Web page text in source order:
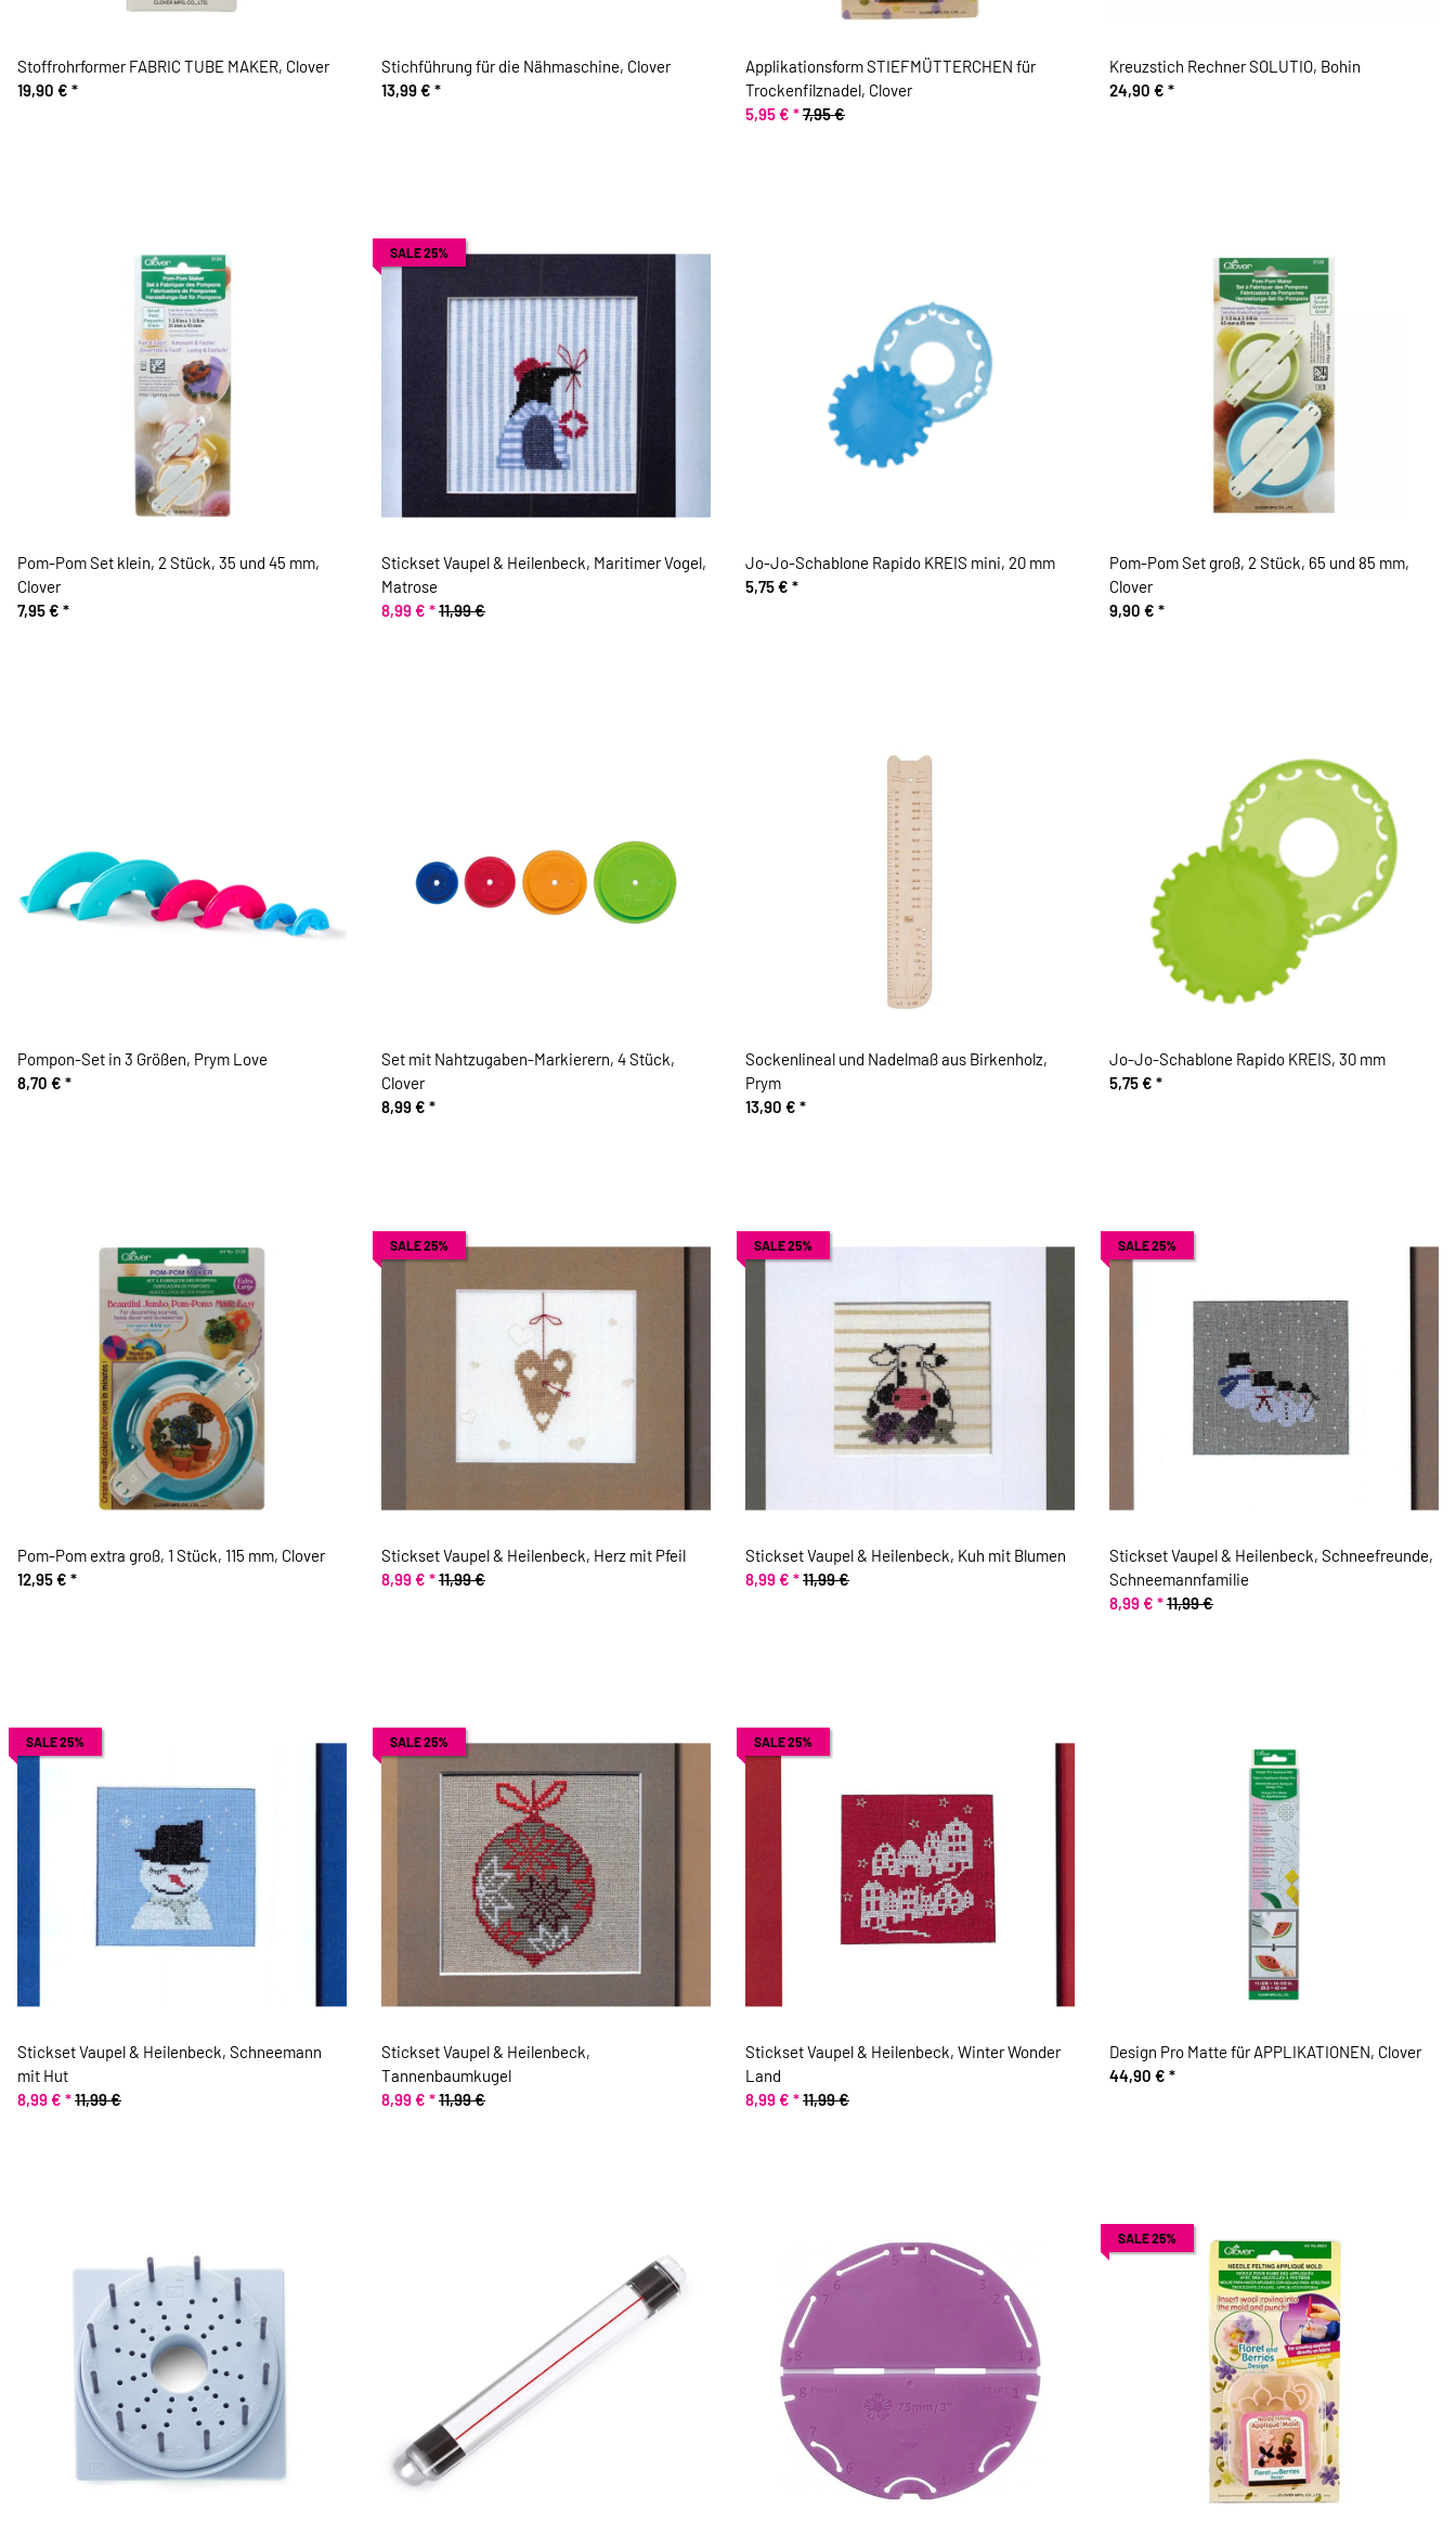
Stoffrohrformer FABRIC TUBE MAKER, Clover
19,90 € *
Stichführung für die Nähmaschine, Clover
13,99 € *
Applikationsform STIEFMÜTTERCHEN für
Trockenfilznadel, Clover
5,95 € *7,95 €
Kreuzstich Rechner SOLUTIO, Bohin
24,90 € *
Pom-Pom Set klein, 2 Stück, 35 und 45 mm,
Clover
7,95 € *
SALE 25%
Stickset Vaupel & Heilenbeck, Maritimer Vogel,
Matrose
8,99 € *11,99 €
Jo-Jo-Schablone Rapido KREIS mini, 20 mm
5,75 € *
Pom-Pom Set groß, 2 Stück, 65 und 85 mm,
Clover
9,90 € *
Pompon-Set in 3 Größen, Prym Love
8,70 € *
Set mit Nahtzugaben-Markierern, 4 Stück,
Clover
8,99 € *
Sockenlineal und Nadelmaß aus Birkenholz,
Prym
13,90 € *
Jo-Jo-Schablone Rapido KREIS, 30 mm
5,75 € *
Pom-Pom extra groß, 1 Stück, 115 mm, Clover
12,95 € *
SALE 25%
Stickset Vaupel & Heilenbeck, Herz mit Pfeil
8,99 € *11,99 €
SALE 25%
Stickset Vaupel & Heilenbeck, Kuh mit Blumen
8,99 € *11,99 €
SALE 25%
Stickset Vaupel & Heilenbeck, Schneefreunde,
Schneemannfamilie
8,99 € *11,99 €
SALE 25%
Stickset Vaupel & Heilenbeck, Schneemann
mit Hut
8,99 € *11,99 €
SALE 25%
Stickset Vaupel & Heilenbeck,
Tannenbaumkugel
8,99 € *11,99 €
SALE 25%
Stickset Vaupel & Heilenbeck, Winter Wonder
Land
8,99 € *11,99 €
Design Pro Matte für APPLIKATIONEN, Clover
44,90 € *
SALE 25%